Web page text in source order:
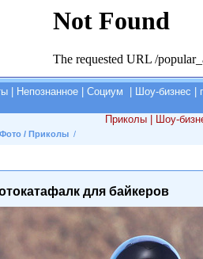
Непознанное Социум Шоу-бизнес
Приколы | Шоу-
Фото / Приколы /
для байкеров